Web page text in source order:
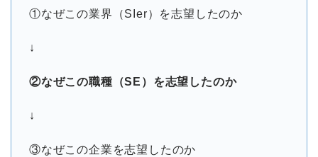
①なぜこの業界（SIer）を志望したのか
↓
②なぜこの職種（SE）を志望したのか
↓
③なぜこの企業を志望したのか